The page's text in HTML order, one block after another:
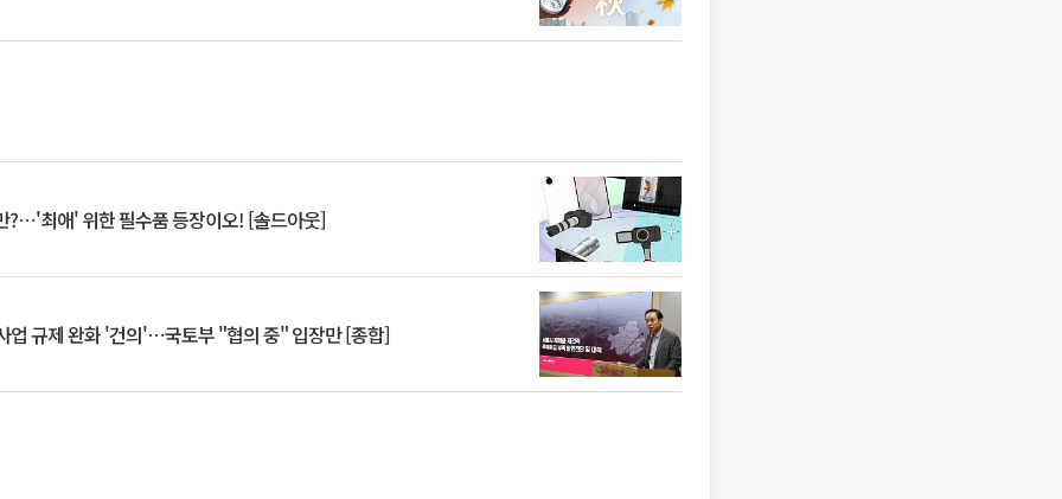
?⋯'최애' 위한 필수품 등장이오! [솔드아웃]
업 규제 완화 '건의'⋯국토부 "협의 중" 입장만 [종합]